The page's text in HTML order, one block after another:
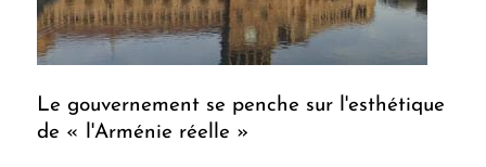
Le gouvernement se penche sur l'esthétique
de « l'Arménie réelle »